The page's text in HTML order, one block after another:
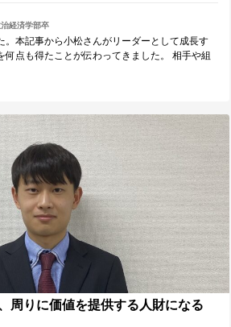
とても有意義なものになると考えています。皆
長を心から応援しています。
経済学部卒
。本記事から小松さんがリーダーとして成長す
何点も得たことが伝わってきました。 相手や組
伝えるだけでなく耳の痛いことを伝えてもら
サービスを創り上げると思います。 是非研修で
活動で生かしてみてください。小松さんが創る
います。今後も一緒に頑張っていきましょう！
周りに価値を提供する人財になる